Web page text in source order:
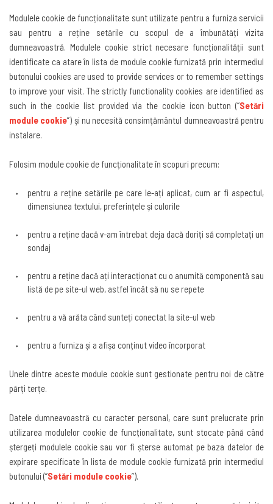
Modulele cookie de funcționalitate sunt utilizate pentru a furniza servicii
sau pentru a reține setările cu scopul de a îmbunătăți vizita
dumneavoastră. Modulele cookie strict necesare funcționalității sunt
identificate ca atare în lista de module cookie furnizată prin intermediul
butonului cookies are used to provide services or to remember settings
to improve your visit. The strictly functionality cookies are identified as
such in the cookie list provided via the cookie icon button (“Setări
module cookie”) și nu necesită consimțământul dumneavoastră pentru
instalare.
Folosim module cookie de funcționalitate în scopuri precum:
pentru a reține setările pe care le-ați aplicat, cum ar fi aspectul,
dimensiunea textului, preferințele și culorile
pentru a reține dacă v-am întrebat deja dacă doriți să completați un
sondaj
pentru a reține dacă ați interacționat cu o anumită componentă sau
listă de pe site-ul web, astfel încât să nu se repete
pentru a vă arăta când sunteți conectat la site-ul web
pentru a furniza și a afișa conținut video încorporat
Unele dintre aceste module cookie sunt gestionate pentru noi de către
părți terțe.
Datele dumneavoastră cu caracter personal, care sunt prelucrate prin
utilizarea modulelor cookie de funcționalitate, sunt stocate până când
ștergeți modulele cookie sau vor fi șterse automat pe baza datelor de
expirare specificate în lista de module cookie furnizată prin intermediul
butonului (“Setări module cookie”).